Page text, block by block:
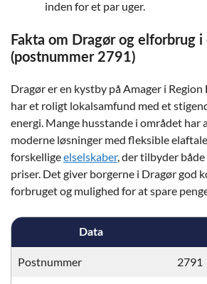
inden for et par uger.
Fakta om Dragør og elforbrug
(postnummer 2791)
Dragør er en kystby på Amager i
har et roligt lokalsamfund med et
energi. Mange husstande i området har
moderne løsninger med fleksible
forskelligeelselskaber, der tilbyder
priser. Det giver borgerne i Dragør god
forbruget og mulighed for at spare
Data
Postnummer 2791